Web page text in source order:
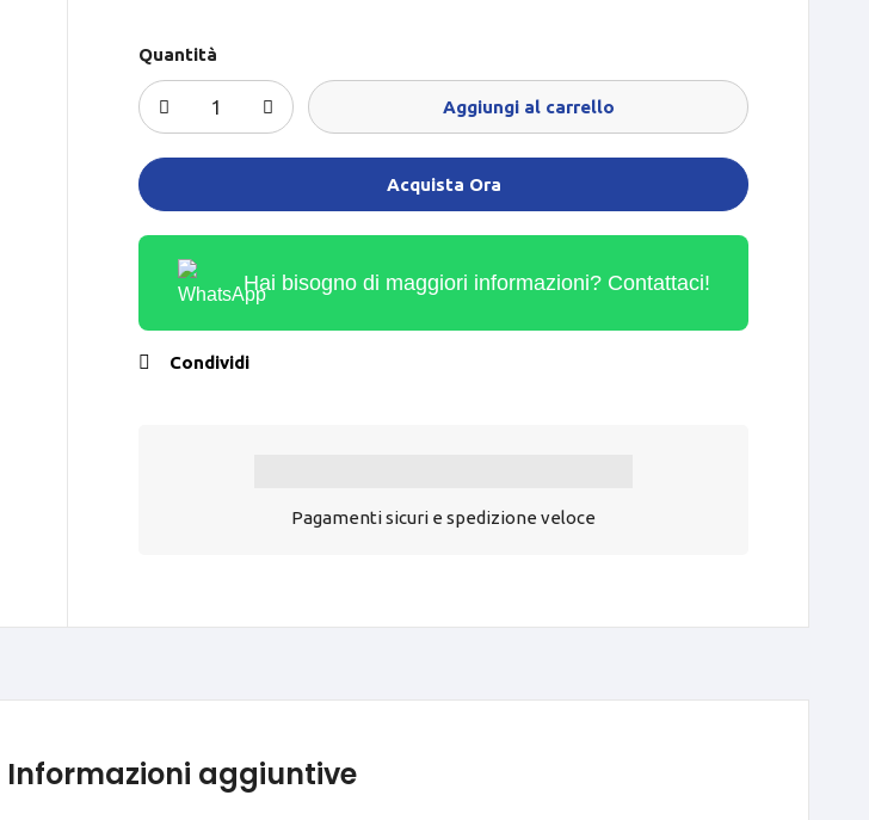
Quantità
Aggiungi al carrello
Acquista Ora
Hai bisogno di maggiori informazioni? Contattaci!
Condividi
Pagamenti sicuri e spedizione veloce
Informazioni aggiuntive